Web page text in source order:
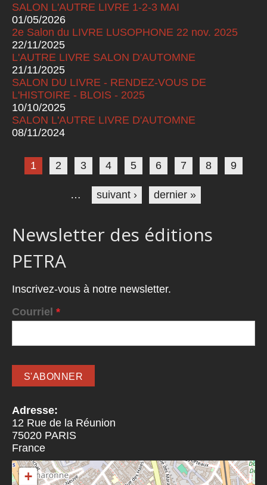
SALON L'AUTRE LIVRE 1-2-3 MAI
01/05/2026
2e Salon du LIVRE LUSOPHONE 22 nov. 2025
22/11/2025
L'AUTRE LIVRE SALON D'AUTOMNE
21/11/2025
SALON DU LIVRE - RENDEZ-VOUS DE
L'HISTOIRE - BLOIS - 2025
10/10/2025
SALON L'AUTRE LIVRE D'AUTOMNE
08/11/2024
Pages
1 2 3 4 5 6 7 8 9
… suivant › dernier »
Newsletter des éditions
PETRA
Inscrivez-vous à notre newsletter.
Courriel *
Adresse:
12 Rue de la Réunion
75020 PARIS
France
+